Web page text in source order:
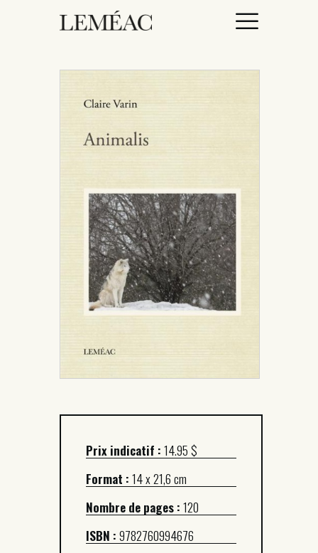
ACCUEIL
AUTEURICES
DROITS / RIGHTS
À PROPOS
Prix indicatif :14.95 $
Format :14 x 21,6 cm
Nombre de pages :120
ISBN :9782760994676